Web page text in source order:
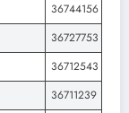
36744156
36727753
36712543
36711239